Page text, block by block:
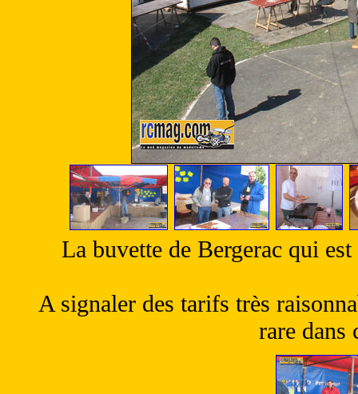
La buvette de Bergerac qui
A signaler des tarifs très
rare dans